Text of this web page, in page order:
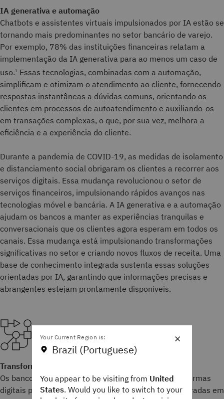
IA generativa e automação
Chatbots e assistentes virtuais impulsionados por IA estão se
tornando mais predominantes no setor bancário de varejo.
Por exemplo, 78% das instituições financeiras relatam a
implementação da IA generativa para ao menos um caso de
uso.1 Essas tecnologias, combinadas com a automação,
simplificam e otimizam o atendimento ao cliente, fornecendo
respostas instantâneas a dúvidas comuns, orientando os
clientes em processos de autoatendimento e auxiliando-os
em transações complexas, o que, por sua vez, melhora a
eficiência e a experiência do cliente.
Durante a pandemia de COVID-19, as medidas de isolamento
e distanciamento social obrigaram os clientes a recorrer aos
serviços digitais. Essa mudança revolucionou o setor de
serviços financeiros, impulsionando rápidos avanços nas
tecnologias móvel e bancária. A IA generativa e a automação
ajudam os bancos a manter as experiências tranquilas e
conversacionais que os clientes agora esperam em todos os
canais. Essa mudança está impulsionando transformações
significativas no setor e criando novos fluxos de receita. Uma
base de conhecimento integrada sustenta essas soluções
orientadas por IA, garantindo que informações precisas e
abrangentes estejam prontamente disponíveis.
Transformação digital e banco omnichannel
Os bancos estão investindo pesadamente em plataformas
digitais para fornecer experiências tranquilas e integradas em
×
Your Current Region is:
Brazil (Portuguese)
You appear to be visiting from United
States. Would you like to switch to your